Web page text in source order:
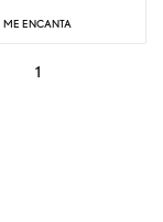
ME ENCANTA
1